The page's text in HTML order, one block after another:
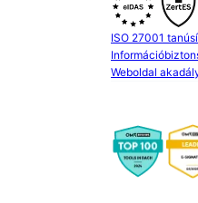
ISO 27001
Weboldal